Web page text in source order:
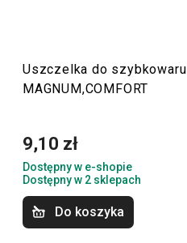
Uszczelka do szybkowaru
MAGNUM,COMFORT
9,10 zł
Dostępny w e-shopie
Dostępny w 2 sklepach
Do koszyka